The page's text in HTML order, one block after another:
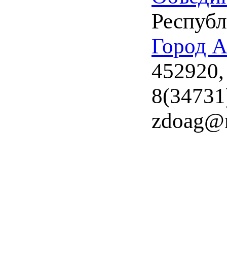
Город